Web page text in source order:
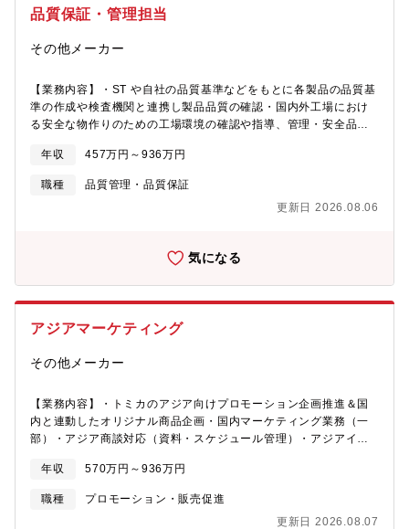
品質保証・管理担当
その他メーカー
【業務内容】・ST や自社の品質基準などをもとに各製品の品質基
準の作成や検査機関と連携し製品品質の確認・国内外工場におけ
る安全な物作りのための工場環境の確認や指導、管理・安全品質
ーズに進めるための工場管理や工程管理などの生産管理・お客様
相談室と連携し、お問い合わせに関する原因調査・改善案作りな
年収 457万円～936万円
職種
品質管理・品質保証
更新日 2026.08.06
気になる
アジアマーケティング
その他メーカー
【業務内容】・トミカのアジア向けプロモーション企画推進＆国
内と連動したオリジナル商品企画・国内マーケティング業務（一
部）・アジア商談対応（資料・スケジュール管理）・アジアイベ
年収
570万円～936万円
職種
プロモーション・販売促進
更新日 2026.08.07